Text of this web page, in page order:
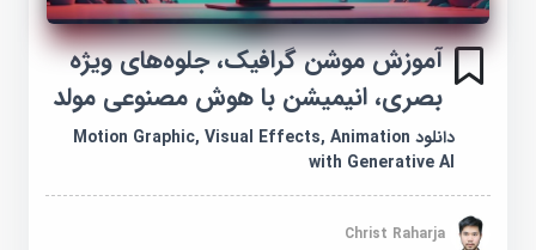
آموزش موشن گرافیک، جلوه‌های ویژه
بصری، انیمیشن با هوش مصنوعی مولد
دانلود Motion Graphic, Visual Effects, Animation
with Generative AI
Christ Raharja